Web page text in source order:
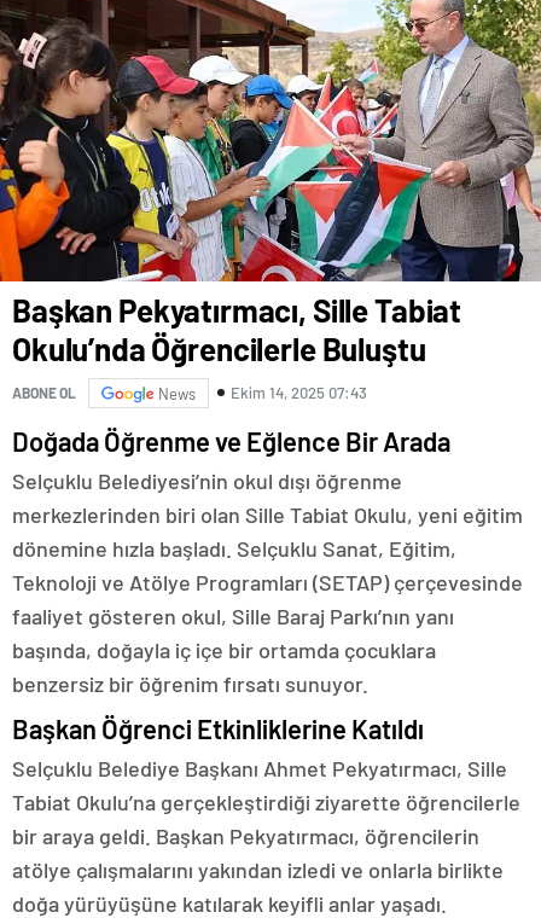
Başkan Pekyatırmacı, Sille Tabiat
Okulu’nda Öğrencilerle Buluştu
ABONE OL News Ekim 14, 2025 07:43
Doğada Öğrenme ve Eğlence Bir Arada
Selçuklu Belediyesi’nin okul dışı öğrenme
merkezlerinden biri olan Sille Tabiat Okulu, yeni eğitim
dönemine hızla başladı. Selçuklu Sanat, Eğitim,
Teknoloji ve Atölye Programları (SETAP) çerçevesinde
faaliyet gösteren okul, Sille Baraj Parkı’nın yanı
başında, doğayla iç içe bir ortamda çocuklara
benzersiz bir öğrenim fırsatı sunuyor.
Başkan Öğrenci Etkinliklerine Katıldı
Selçuklu Belediye Başkanı Ahmet Pekyatırmacı, Sille
Tabiat Okulu’na gerçekleştirdiği ziyarette öğrencilerle
bir araya geldi. Başkan Pekyatırmacı, öğrencilerin
atölye çalışmalarını yakından izledi ve onlarla birlikte
doğa yürüyüşüne katılarak keyifli anlar yaşadı.